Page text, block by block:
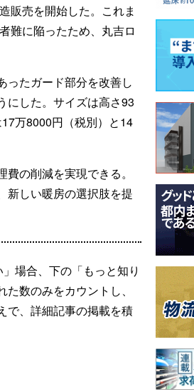
販売を開始した。これま
難に陥ったため、丸吉ロ
ったガード部分を改善し
にした。サイズは高さ93
万8000円（税別）と14
の削減を実現できる。
新しい暖房の選択肢を提
場合、下の「もっと知り
数のみをカウントし、
で、詳細記事の掲載を積